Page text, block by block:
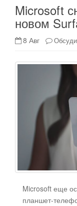
Microsoft
новом
8 Авг
Microsoft еще
планшет-